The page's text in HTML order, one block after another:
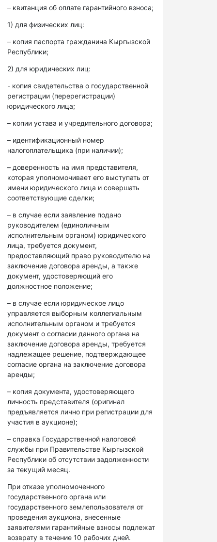
– квитанция об оплате гарантийного взноса;
1) для физических лиц:
– копия паспорта гражданина Кыргызской
Республики;
2) для юридических лиц:
- копия свидетельства о государственной
регистрации (перерегистрации)
юридического лица;
– копии устава и учредительного договора;
– идентификационный номер
налогоплательщика (при наличии);
– доверенность на имя представителя,
которая уполномочивает его выступать от
имени юридического лица и совершать
соответствующие сделки;
– в случае если заявление подано
руководителем (единоличным
исполнительным органом) юридического
лица, требуется документ,
предоставляющий право руководителю на
заключение договора аренды, а также
документ, удостоверяющий его
должностное положение;
– в случае если юридическое лицо
управляется выборным коллегиальным
исполнительным органом и требуется
документ о согласии данного органа на
заключение договора аренды, требуется
надлежащее решение, подтверждающее
согласие органа на заключение договора
аренды;
– копия документа, удостоверяющего
личность представителя (оригинал
предъявляется лично при регистрации для
участия в аукционе);
– справка Государственной налоговой
службы при Правительстве Кыргызской
Республики об отсутствии задолженности
за текущий месяц.
При отказе уполномоченного
государственного органа или
государственного землепользователя от
проведения аукциона, внесенные
заявителями гарантийные взносы подлежат
возврату в течение 10 рабочих дней.